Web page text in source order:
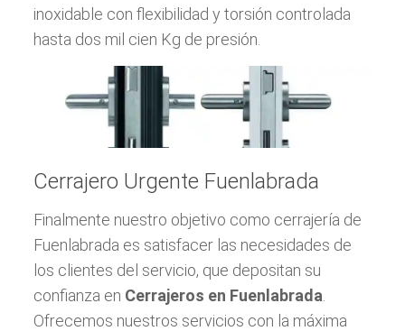
inoxidable con flexibilidad y torsión controlada
hasta dos mil cien Kg de presión.
Cerrajero Urgente Fuenlabrada
Finalmente nuestro objetivo como cerrajería de
Fuenlabrada es satisfacer las necesidades de
los clientes del servicio, que depositan su
confianza en Cerrajeros en Fuenlabrada
Ofrecemos nuestros servicios con la máxima